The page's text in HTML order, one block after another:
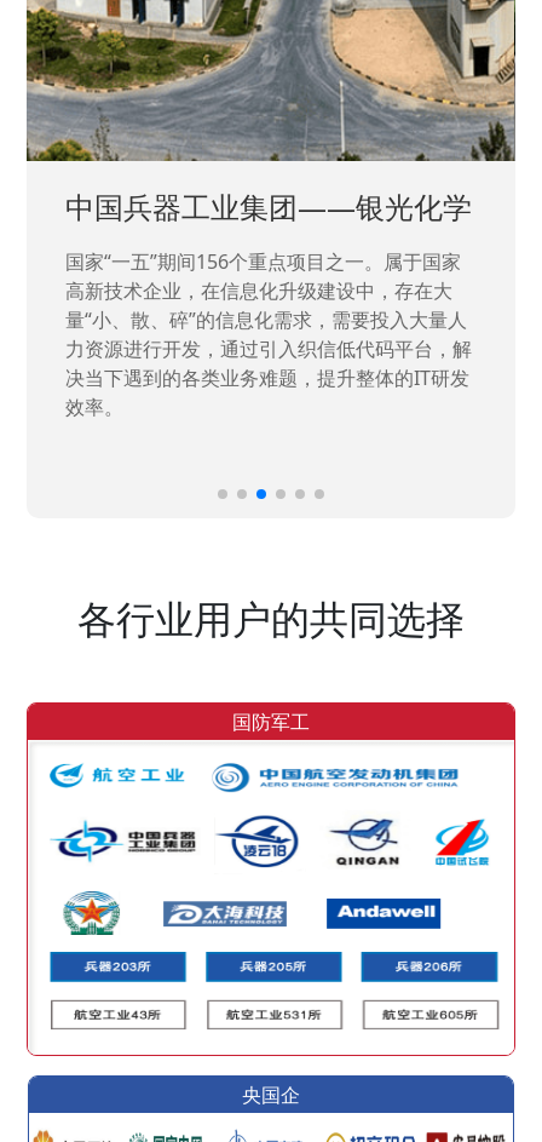
中国兵器工业集团——银光化学
国家“一五”期间156个重点项目之一。属于国家
高新技术企业，在信息化升级建设中，存在大
量“小、散、碎”的信息化需求，需要投入大量人
力资源进行开发，通过引入织信低代码平台，解
决当下遇到的各类业务难题，提升整体的IT研发
效率。
各行业用户的共同选择
国防军工
央国企